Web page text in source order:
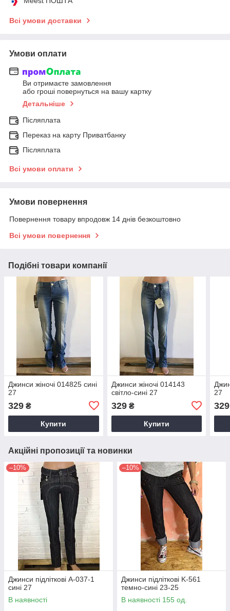
Всі умови доставки
Умови оплати
Ви отримаєте замовлення
або гроші повернуться на вашу картку
Детальніше
Післяплата
Переказ на карту Приватбанку
Післяплата
Всі умови оплати
Умови повернення
Повернення товару впродовж 14 днів безкоштовно
Всі умови повернення
Подібні товари компанії
Джинси жіночі 014825 сині
27
329 ₴
Купити
Джинси жіночі 014143
світло-сині 27
329₴
Купити
27
329
Акційні пропозиції та новинки
–10%
Джинси підліткові A-037-1
сині 27
В наявності
–10%
Джинси підліткові K-561
темно-сині 23-25
В наявності 155 од.